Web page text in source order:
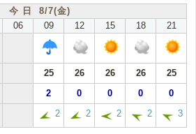
今 日 8/7(金)
06 09 12 15 18 21
25 26 26 26
25
2 0 0 0 0
2 2 2 2 3